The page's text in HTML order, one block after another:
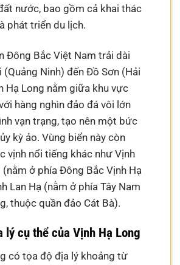
nước, bao gồm cả khai thác
phát triển du lịch.
Đông Bắc Việt Nam trải dài
Ninh) đến Đồ Sơn (Hải
Hạ Long nằm giữa khu vực
hàng nghìn đảo đá vôi lớn
vạn trạng, tạo nên một bức
kỳ ảo. Vùng biển này còn
vịnh nổi tiếng khác như Vịnh
(nằm ở phía Đông Bắc Vịnh Hạ
Lan Hạ (nằm ở phía Tây Nam
thuộc quần đảo Cát Bà).
cụ thể của Vịnh Hạ Long
có tọa độ địa lý khoảng từ